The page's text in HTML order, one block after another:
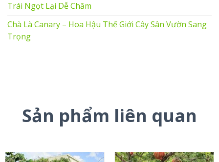
Trái Ngọt Lại Dễ Chăm
Chà Là Canary – Hoa Hậu Thế Giới Cây Sân Vườn Sang
Trọng
Sản phẩm liên quan